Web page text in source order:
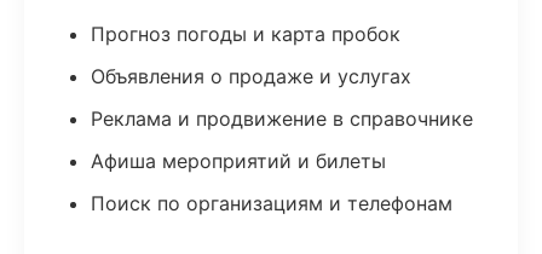
Прогноз погоды и карта пробок
Объявления о продаже и услугах
Реклама и продвижение в справочнике
Афиша мероприятий и билеты
Поиск по организациям и телефонам